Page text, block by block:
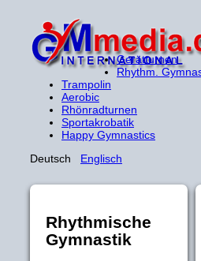
Gerätturnen
Rhythm.
Trampolin
Aerobic
Rhönradturnen
Sportakrobatik
Happy Gymnastics
Deutsch Englisch
Rhythmische
Gymnastik